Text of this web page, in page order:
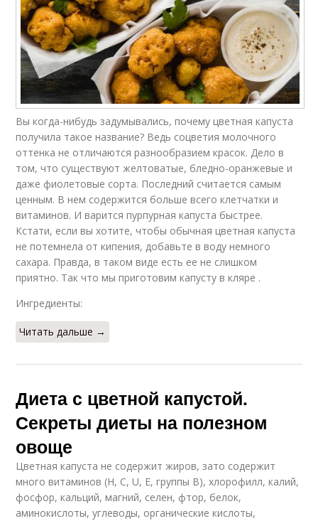
Вы когда-нибудь задумывались, почему цветная капуста
получила такое название? Ведь соцветия молочного
оттенка не отличаются разнообразием красок. Дело в
том, что существуют желтоватые, бледно-оранжевые и
даже фиолетовые сорта. Последний считается самым
ценным. В нем содержится больше всего клетчатки и
витаминов. И варится пурпурная капуста быстрее.
Кстати, если вы хотите, чтобы обычная цветная капуста
не потемнела от кипения, добавьте в воду немного
сахара. Правда, в таком виде есть ее не слишком
приятно. Так что мы приготовим капусту в кляре .
Ингредиенты:
Читать дальше →
Диета с цветной капустой.
Секреты диеты на полезном
овоще
Цветная капуста не содержит жиров, зато содержит
много витаминов (Н, С, U, Е, группы В), хлорофилл, калий,
фосфор, кальций, магний, селен, фтор, белок,
аминокислоты, углеводы, органические кислоты,